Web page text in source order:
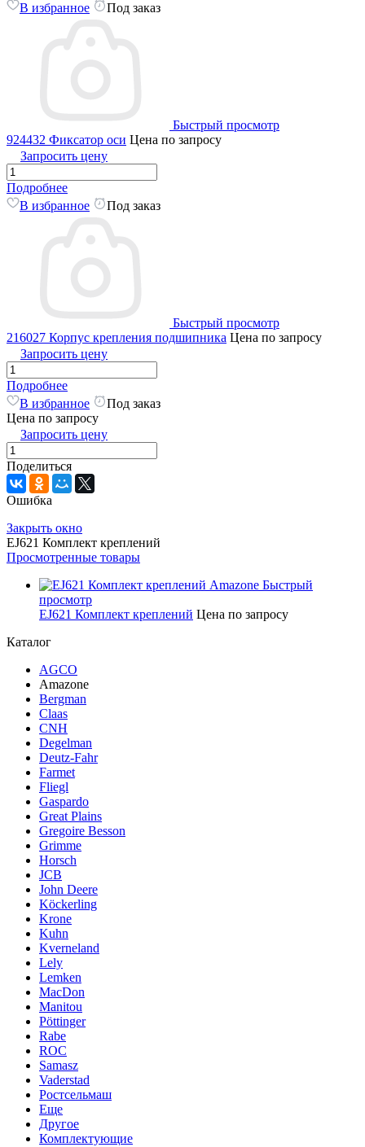
В избранное
Под заказ
Быстрый просмотр
924432 Фиксатор оси Цена по запросу
Запросить цену
Подробнее
В избранное
Под заказ
Быстрый просмотр
216027 Корпус крепления подшипника Цена по запросу
Запросить цену
Подробнее
В избранное
Под заказ
Цена по запросу
Запросить цену
Поделиться
Ошибка
Закрыть окно
EJ621 Комплект креплений
Просмотренные товары
Быстрый
просмотр
EJ621 Комплект креплений Цена по запросу
Каталог
AGCO
Amazone
Bergman
Claas
CNH
Degelman
Deutz-Fahr
Farmet
Fliegl
Gaspardo
Great Plains
Gregoire Besson
Grimme
Horsch
JCB
John Deere
Köckerling
Krone
Kuhn
Kverneland
Lely
Lemken
MacDon
Manitou
Pöttinger
Rabe
ROC
Samasz
Vaderstad
Ростсельмаш
Еще
Другое
Комплектующие